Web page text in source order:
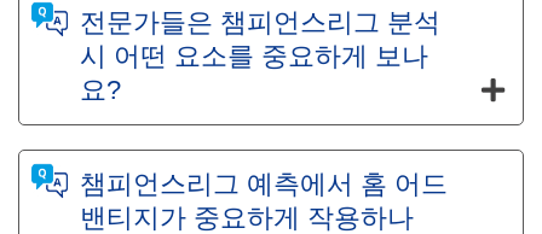
전문가들은 챔피언스리그 분석
시 어떤 요소를 중요하게 보나
요?
챔피언스리그 예측에서 홈 어드
밴티지가 중요하게 작용하나